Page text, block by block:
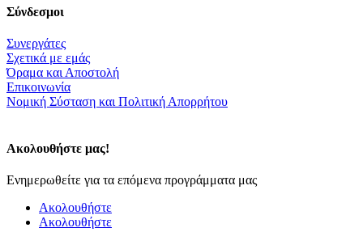
Σύνδεσμοι
Συνεργάτες
Σχετικά με εμάς
Όραμα και Αποστολή
Επικοινωνία
Nομική Σύσταση και Πολιτική Απορρήτου
Ακολουθήστε μας!
Ενημερωθείτε για τα επόμενα προγράμματα μας
Ακολουθήστε
Ακολουθήστε